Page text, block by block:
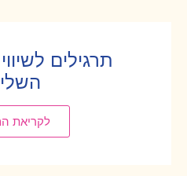
תרגילים
לקריאת